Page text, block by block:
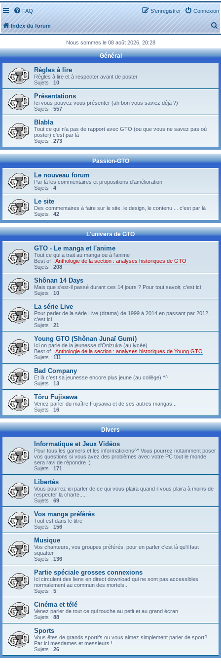
FAQ Connexion
S’enregistrer
Index du forum
e
c
Nous sommes le 08 août 2026, 20:28
Général
Règles à lire
Règles à lire et à respecter avant de poster
Sujets : 10
Présentations
Ici vous pouvez vous présenter (ah bon vous saviez déjà ?)
Sujets : 557
Blabla
Tout ce qui n'a pas de rapport avec GTO (ou que vous ne savez pas où
poster) c'est par là
Sujets : 273
Passion-GTO
Le nouveau forum
Par là les commentaires et propositions d'amélioration
Sujets : 4
Le site
Des commentaires à faire sur le site, le design, le contenu ... c'est par là
Sujets : 42
L'univers de GTO
GTO - Le manga et l'anime
Tout ce qui a trait au manga ou à l'anime
Best of : Anthologie de la section : analyses historiques de GTO
Sujets : 208
Shônan 14 Days
Mais que s'est-il passé durant ces 14 jours ? Pour tout savoir, c'est ici !
Sujets : 10
La série Live
Pour parler de la série Live (drama) de 1999 à 2014 en passant par 2012,
c'est ici
Sujets : 21
Young GTO (Shônan Junaï Gumi)
Ici on parle de la jeunesse d'Onizuka (au lycée)
Best of : Anthologie de la section : analyses historiques de Young GTO
Sujets : 111
Bad Company
Et là c'est sa jeunesse encore plus jeune (au collège) ^^
Sujets : 13
Tôru Fujisawa
Venez parler du maître Fujisawa et de ses autres mangas...
Sujets : 16
Divers
Informatique et Jeux Vidéos
Pour tous les gamers et les informaticiens^^ Vous pourrez notamment poser
vos questions si vous avez des problèmes avec votre PC tout le monde
sera ravi de répondre :)
Sujets : 171
Libertés
Vous pourrez ici parler de ce qui vous plaira quand il vous plaira à moins de
respecter la charte.....
Sujets : 69
Vos manga préférés
Tout est dans le titre
Sujets : 156
Musique
Vos chanteurs, vos groupes préférés, pour en parler c'est là qu'il faut
squatter
Sujets : 136
Partie spéciale grosses connexions
Ici circulent des liens en direct download qui ne sont pas accessibles
normalement au commun des mortels...
Sujets : 5
Cinéma et télé
Venez parler de tout ce qui touche au petit et au grand écran
Sujets : 88
Sports
Vous êtes de grands sportifs ou vous aimez simplement parler de sport?
Par ici mesdames et messieurs !
Sujets : 26